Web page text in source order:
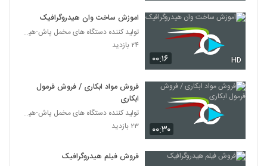
۰۰:۱۶ HD
اموزش ساخت وان هیدروگرافیک
تولید کننده دستگاه های مخمل پاش-هیدروگرافیک-ابکاری
۲۴ بازدید
۰۰:۳۰
فروش مواد ابکاری / فروش فرمول
ابکاری
تولید کننده دستگاه های مخمل پاش-هیدروگرافیک-ابکاری
۲۳ بازدید
فروش فیلم هیدروگرافیک